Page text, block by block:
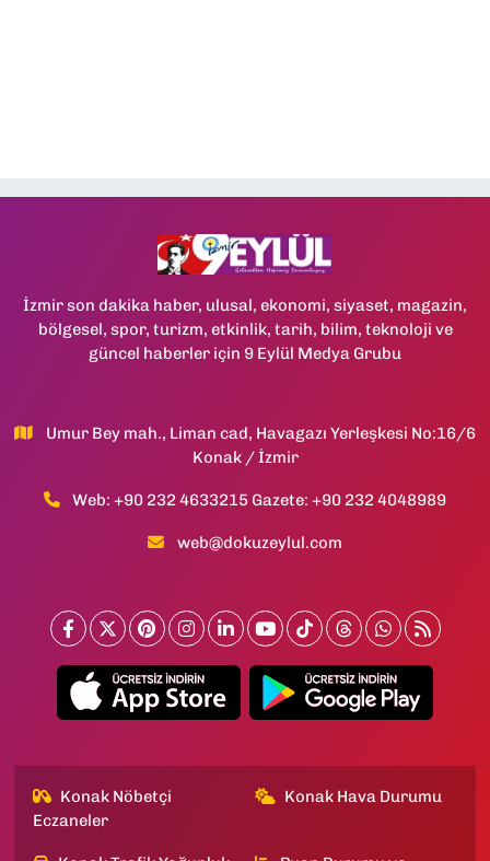
İzmir son dakika haber, ulusal, ekonomi, siyaset, magazin,
bölgesel, spor, turizm, etkinlik, tarih, bilim, teknoloji ve
güncel haberler için 9 Eylül Medya Grubu
Umur Bey mah., Liman cad, Havagazı Yerleşkesi No:16/6
Konak / İzmir
Web: +90 232 4633215 Gazete: +90 232 4048989
web@dokuzeylul.com
Konak Nöbetçi
Eczaneler
Konak Hava Durumu